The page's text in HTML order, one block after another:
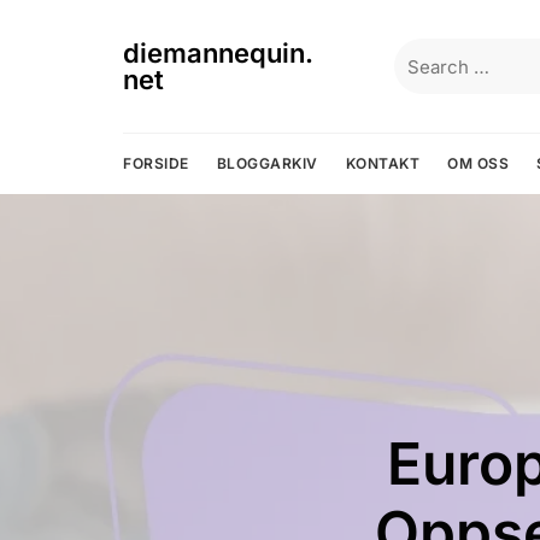
diemannequin.
net
for:
FORSIDE BLOGGARKIV KONTAKT OM OSS